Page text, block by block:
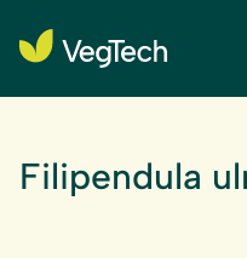
Filipendula